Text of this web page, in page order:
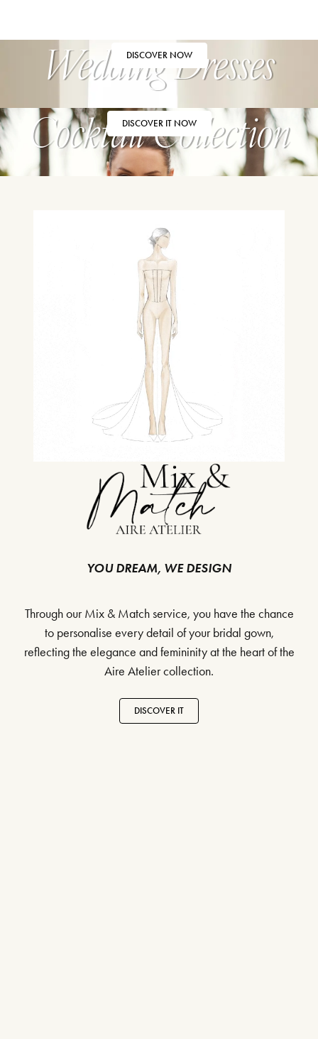
Wedding Dresses
DISCOVER NOW
Cocktail Collection
DISCOVER IT NOW
YOU DREAM, WE DESIGN
Through our Mix & Match service, you have the chance
to personalise every detail of your bridal gown,
reflecting the elegance and femininity at the heart of the
Aire Atelier collection.
DISCOVER IT